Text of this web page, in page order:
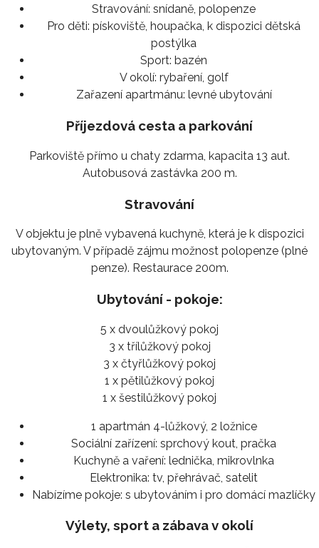
Stravování: snídaně, polopenze
Pro děti: pískoviště, houpačka, k dispozici dětská
postýlka
Sport: bazén
V okolí: rybaření, golf
Zařazení apartmánu: levné ubytování
Příjezdová cesta a parkování
Parkoviště přímo u chaty zdarma, kapacita 13 aut.
Autobusová zastávka 200 m.
Stravování
V objektu je plně vybavená kuchyně, která je k dispozici
ubytovaným. V případě zájmu možnost polopenze (plné
penze). Restaurace 200m.
Ubytování - pokoje:
5 x dvoulůžkový pokoj
3 x třílůžkový pokoj
3 x čtyřlůžkový pokoj
1 x pětilůžkový pokoj
1 x šestilůžkový pokoj
1 apartmán 4-lůžkový, 2 ložnice
Sociální zařízení: sprchový kout, pračka
Kuchyně a vaření: lednička, mikrovlnka
Elektronika: tv, přehrávač, satelit
Nabízíme pokoje: s ubytováním i pro domácí mazlíčky
Výlety, sport a zábava v okolí